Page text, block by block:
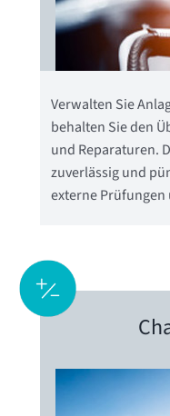
Verwalten Sie
behalten Sie den
und Reparaturen.
zuverlässig und
externe